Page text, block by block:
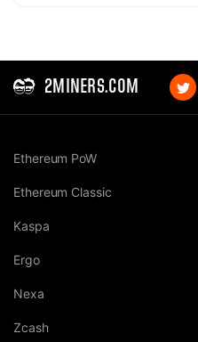
2MINERS.COM
Ethereum PoW
Ethereum Classic
Kaspa
Ergo
Nexa
Zcash